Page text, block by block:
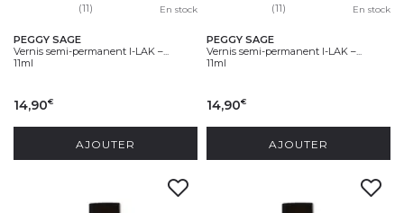
(11) En stock
PEGGY SAGE
Vernis semi-permanent I-LAK –...
11ml
14,90€
AJOUTER
(11) En stock
PEGGY SAGE
Vernis semi-permanent I-LAK –...
11ml
14,90€
AJOUTER